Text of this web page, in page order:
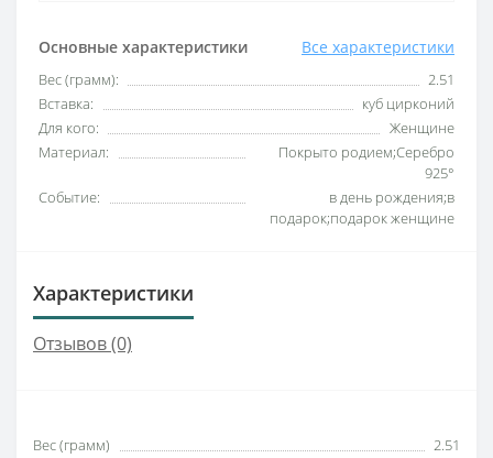
Основные характеристики Все характеристики
Вес (грамм):
2.51
Вставка:
куб цирконий
Для кого:
Женщине
Материал:
Покрыто родием;Серебро
925°
Событие:
в день рождения;в
подарок;подарок женщине
Характеристики
Отзывов (0)
Вес (грамм)
2.51